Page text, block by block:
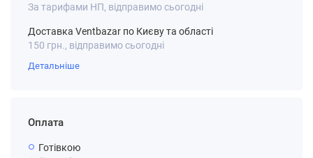
За тарифами НП, відправимо сьогодні
Доставка Ventbazar по Києву та області
150 грн., відправимо сьогодні
Детальніше
Оплата
Готівкою